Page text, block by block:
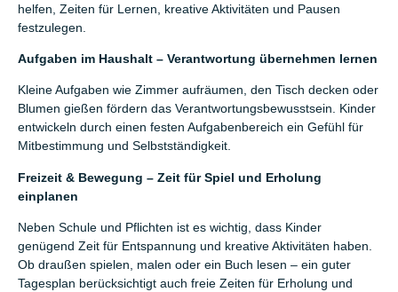
helfen, Zeiten für Lernen, kreative Aktivitäten und Pausen
festzulegen.
Aufgaben im Haushalt – Verantwortung übernehmen lernen
Kleine Aufgaben wie Zimmer aufräumen, den Tisch decken oder
Blumen gießen fördern das Verantwortungsbewusstsein. Kinder
entwickeln durch einen festen Aufgabenbereich ein Gefühl für
Mitbestimmung und Selbstständigkeit.
Freizeit & Bewegung – Zeit für Spiel und Erholung
einplanen
Neben Schule und Pflichten ist es wichtig, dass Kinder
genügend Zeit für Entspannung und kreative Aktivitäten haben.
Ob draußen spielen, malen oder ein Buch lesen – ein guter
Tagesplan berücksichtigt auch freie Zeiten für Erholung und